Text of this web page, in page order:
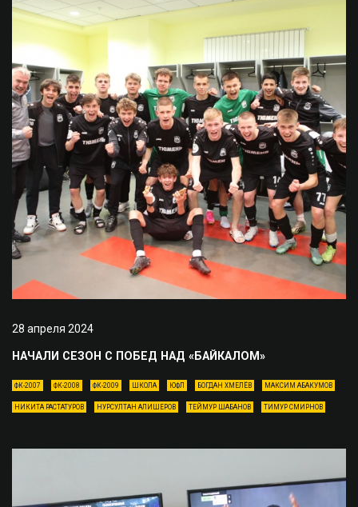
28 апреля 2024
НАЧАЛИ СЕЗОН С ПОБЕД НАД «БАЙКАЛОМ»
ФК-2007 ФК-2008 ФК-2009 ШКОЛА ЮФЛ БОГДАН ХМЕЛЁВ МАКСИМ АБАКУМОВ
НИКИТА РАСТАТУРОВ НУРСУЛТАН АЛИШЕРОВ ТЕЙМУР ШАБАНОВ ТИМУР СМИРНОВ